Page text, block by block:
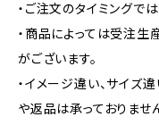
・ご注文のタイミングで
・商品によっては受注
がございます。
・イメージ違い、サイズ
や返品は承っておりませ